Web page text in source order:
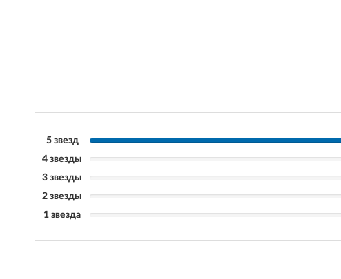
5 звезд
4 звезды
3 звезды
2 звезды
1 звезда